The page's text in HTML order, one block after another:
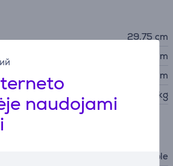
naudojami
29,75 cm
20,64 cm
1,27 cm
1,23 kg
Apple